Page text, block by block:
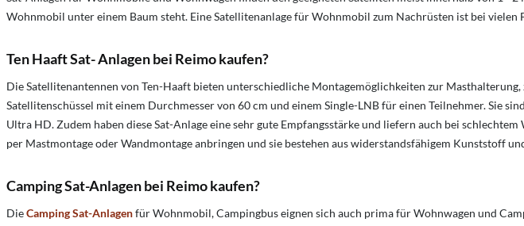
Wohnmobil unter einem Baum steht. Eine Satellitenanlage für Wohnmobil zum Nachrüsten ist bei vielen
Ten Haaft Sat- Anlagen bei Reimo kaufen?
Die Satellitenantennen von Ten-Haaft bieten unterschiedliche Montagemöglichkeiten zur
Satellitenschüssel mit einem Durchmesser von 60 cm und einem Single-LNB für einen Teilnehmer. Sie
Ultra HD. Zudem haben diese Sat-Anlage eine sehr gute Empfangsstärke und liefern auch bei
per Mastmontage oder Wandmontage anbringen und sie bestehen aus widerstandsfähigem Kunststoff
Camping Sat-Anlagen bei Reimo kaufen?
DieCamping Sat-Anlagenfür Wohnmobil, Campingbus eignen sich auch prima für Wohnwagen und